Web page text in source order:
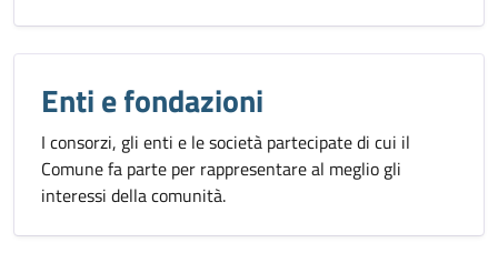
Enti e fondazioni
I consorzi, gli enti e le società partecipate di cui il
Comune fa parte per rappresentare al meglio gli
interessi della comunità.